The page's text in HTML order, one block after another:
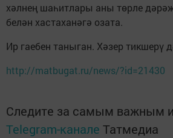
хәлнең шаһитлары аны төрле
белән хастаханәгә озата.
Ир гаебен таныган. Хәзер тикшерү
http://matbugat.ru/news/?id=21430
Следите за самым важным
Telegram-канале Татмедиа